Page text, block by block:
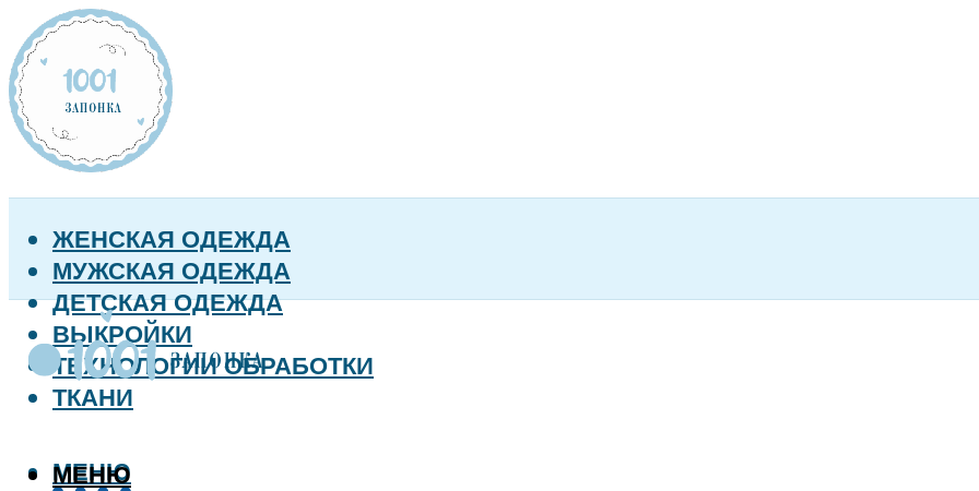
ЖЕНСКАЯ ОДЕЖДА
МУЖСКАЯ ОДЕЖДА
ДЕТСКАЯ ОДЕЖДА
ВЫКРОЙКИ
ТЕХНОЛОГИИ ОБРАБОТКИ
ТКАНИ
МЕНЮ
МЕНЮ